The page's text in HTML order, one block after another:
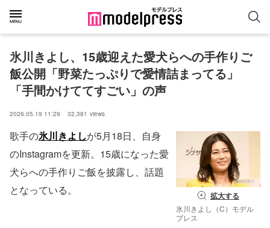
氷川きよし、15歳迎えた愛犬らへの手作りご
飯公開「野菜たっぷりで愛情詰まってる」
「手間かけててすごい」の声
2026.05.19 11:29 32,381 views
拡大する
氷川きよし（C）モデル
プレス
歌手の氷川きよしが5月18日、自身
のInstagramを更新。15歳になった愛
犬らへの手作りご飯を披露し、話題
となっている。